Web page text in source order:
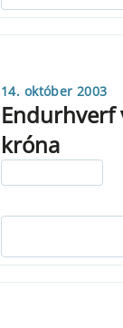
14. október 2003
króna